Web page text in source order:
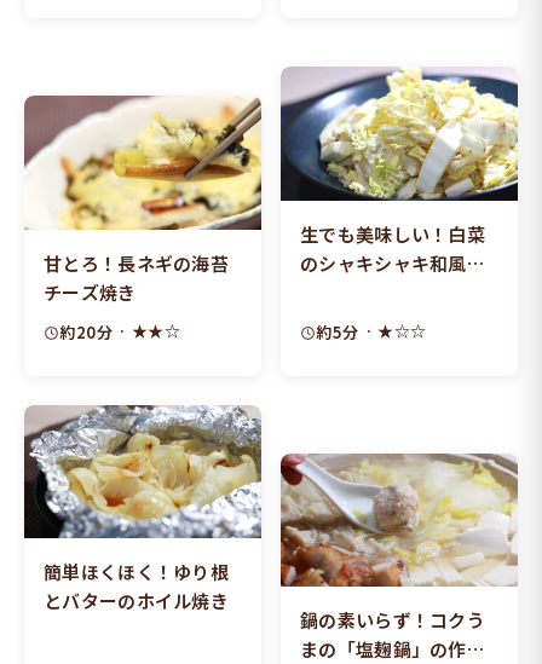
甘とろ！長ネギの海苔
チーズ焼き
約20分 · ★★☆
生でも美味しい！白菜
のシャキシャキ和風サ
約5分 · ★☆☆
簡単ほくほく！ゆり根
とバターのホイル焼き
鍋の素いらず！コクう
まの「塩麹鍋」の作り